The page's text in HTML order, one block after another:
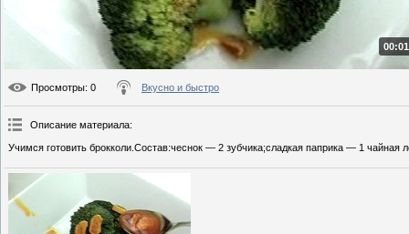
Просмотры: 0 Вкусно и быстро
Описание материала:
Учимся готовить брокколи.Состав:чеснок — 2 зубчика;сладкая паприка — 1